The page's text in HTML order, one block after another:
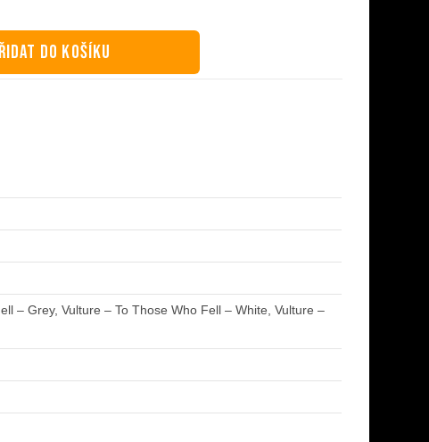
DO KOŠÍKU
– Grey, Vulture – To Those Who Fell – White, Vulture –